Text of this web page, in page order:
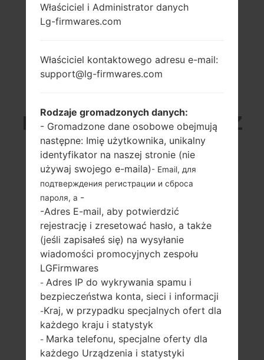
LG D392K (LGD392K) Z
SERII LG F60
4.5 in (~66.6%
stosunek ekranu
do ciała)
480 x 800 pikseli
(~207 gęstość
pikseli na cal)
1.2 GHz Cortex-A53
Qualcomm
MSM8916
1GB
Właściciel i Administrator danych
Lg-firmwares.com
Właściciel kontaktowego adresu e-mail:
support@lg-firmwares.com
Rodzaje gromadzonych danych:
- Gromadzone dane osobowe obejmują
następne: Imię użytkownika, unikalny
identyfikator na naszej stronie (nie
używaj swojego e-maila)- Email, для
подтверждения регистрации и сброса
пароля, а -
-Adres E-mail, aby potwierdzić
rejestrację i zresetować hasło, a także
(jeśli zapisałeś się) na wysyłanie
wiadomości promocyjnych zespołu
LGFirmwares
- Adres IP do wykrywania spamu i
bezpieczeństwa konta, sieci i informacji
-Kraj, w przypadku specjalnych ofert dla
każdego kraju i statystyk
- Marka telefonu, specjalne oferty dla
każdego Urządzenia i statystyki